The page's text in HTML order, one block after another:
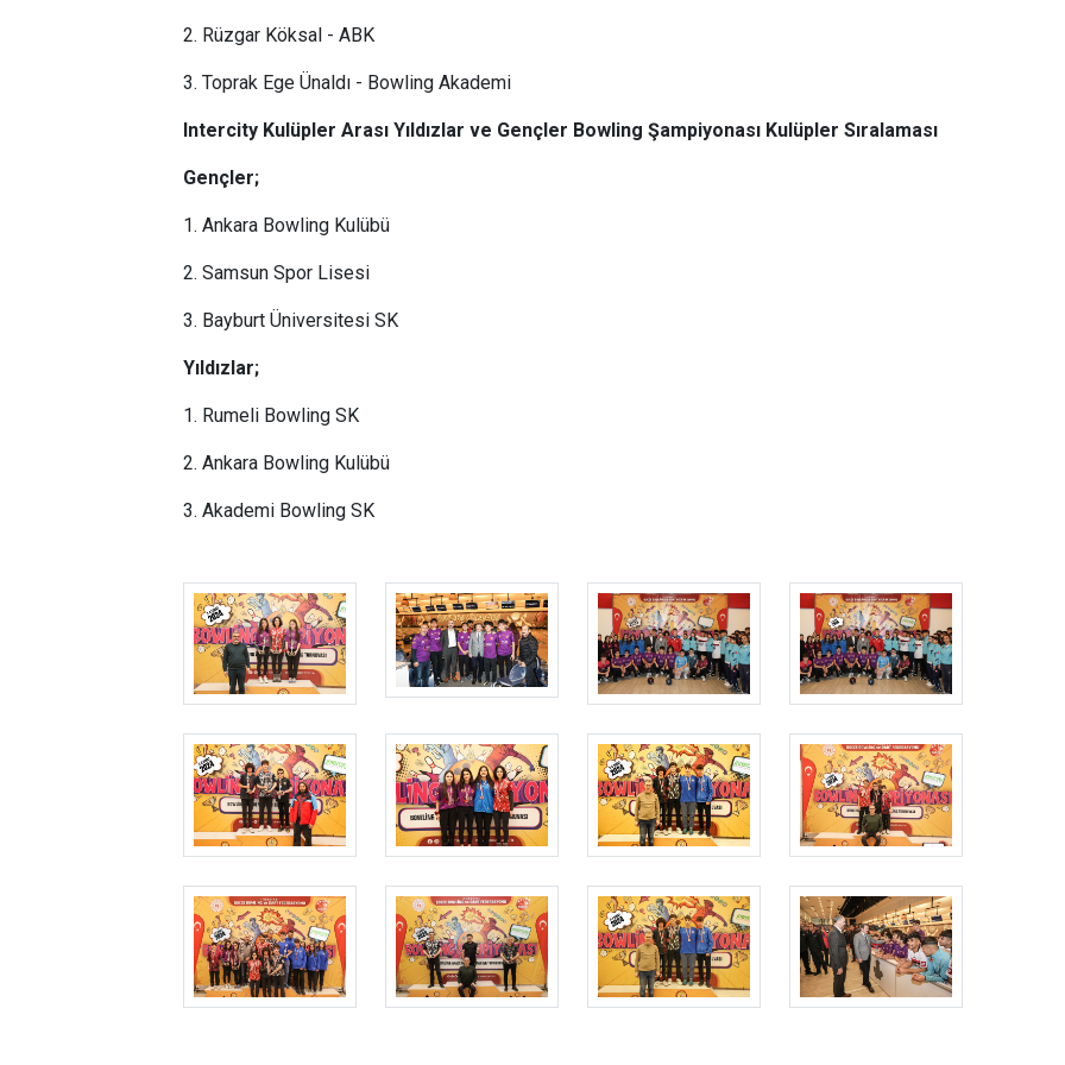
2. Rüzgar Köksal - ABK
3. Toprak Ege Ünaldı - Bowling Akademi
Intercity Kulüpler Arası Yıldızlar ve Gençler Bowling Şampiyonası Kulüpler Sıralaması
Gençler;
1. Ankara Bowling Kulübü
2. Samsun Spor Lisesi
3. Bayburt Üniversitesi SK
Yıldızlar;
1. Rumeli Bowling SK
2. Ankara Bowling Kulübü
3. Akademi Bowling SK